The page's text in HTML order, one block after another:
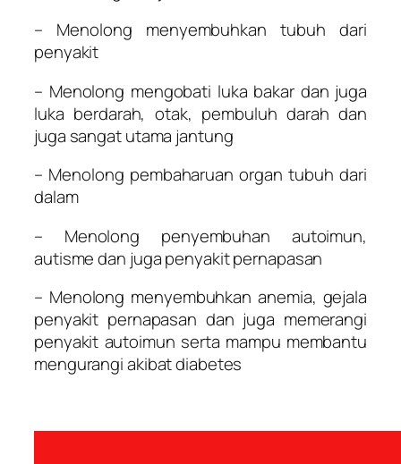
– Menolong menyembuhkan tubuh dari
penyakit
– Menolong mengobati luka bakar dan juga
luka berdarah, otak, pembuluh darah dan
juga sangat utama jantung
– Menolong pembaharuan organ tubuh dari
dalam
– Menolong penyembuhan autoimun,
autisme dan juga penyakit pernapasan
– Menolong menyembuhkan anemia, gejala
penyakit pernapasan dan juga memerangi
penyakit autoimun serta mampu membantu
mengurangi akibat diabetes